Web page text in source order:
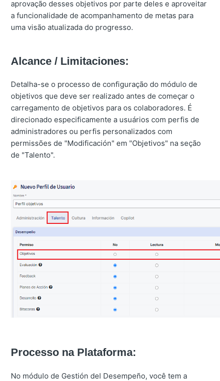
aprovação desses objetivos por parte deles e aproveitar
a funcionalidade de acompanhamento de metas para
uma visão atualizada do progresso.
Alcance / Limitaciones:
Detalha-se o processo de configuração do módulo de
objetivos que deve ser realizado antes de começar o
carregamento de objetivos para os colaboradores. É
direcionado especificamente a usuários com perfis de
administradores ou perfis personalizados com
permissões de "Modificación" em "Objetivos" na seção
de "Talento".
Processo na Plataforma:
No módulo de Gestión del Desempeño, você tem a